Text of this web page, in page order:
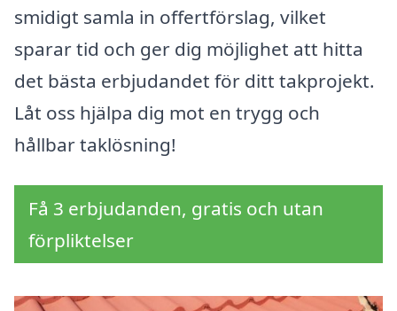
smidigt samla in offertförslag, vilket
sparar tid och ger dig möjlighet att hitta
det bästa erbjudandet för ditt takprojekt.
Låt oss hjälpa dig mot en trygg och
hållbar taklösning!
Få 3 erbjudanden, gratis och utan
förpliktelser